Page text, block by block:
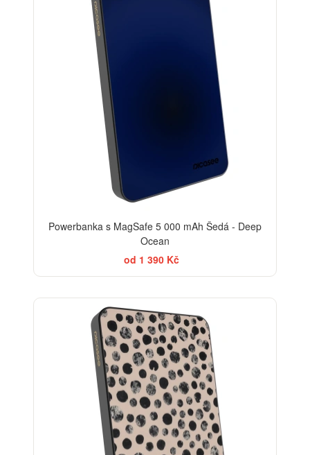
Powerbanka s MagSafe 5 000 mAh Šedá - Deep
Ocean
od 1 390 Kč